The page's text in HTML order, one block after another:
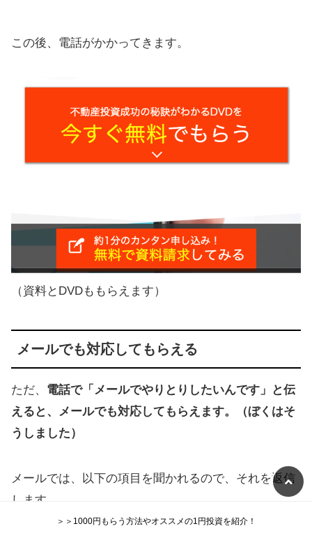
この後、電話がかかってきます。
（資料とDVDももらえます）
メールでも対応してもらえる
ただ、 電話で「メールでやりとりしたいんです」と伝
えると、メールでも対応してもらえます。（ぼくはそ
うしました）
メールでは、以下の項目を聞かれるので、それを返信
します。
＞＞1000円もらう方法やオススメの1円投資を紹介！